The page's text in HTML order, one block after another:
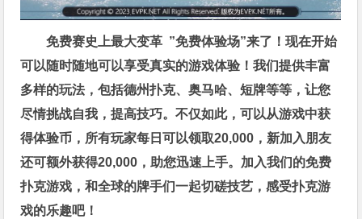
免费赛史上最大变革 ”免费体验场”来了！现在开始
可以随时随地可以享受真实的游戏体验！我们提供丰富
多样的玩法，包括德州扑克、奥马哈、短牌等等，让您
尽情挑战自我，提高技巧。不仅如此，可以从游戏中获
得体验币，所有玩家每日可以领取20,000，新加入朋友
还可额外获得20,000，助您迅速上手。 加入我们的免费
扑克游戏，和全球的牌手们一起切磋技艺，感受扑克游
戏的乐趣吧！